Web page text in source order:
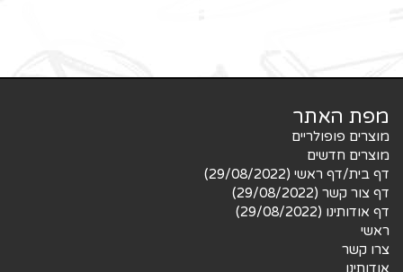
מפת האתר
מוצרים פופולריים
מוצרים חדשים
דף בית/דף ראשי (29/08/2022)
דף צור קשר (29/08/2022)
דף אודותינו (29/08/2022)
ראשי
צרו קשר
אודותינו